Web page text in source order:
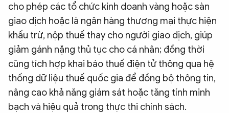
cho phép các tổ chức kinh doanh vàng hoặc sàn
giao dịch hoặc là ngân hàng thương mại thực hiện
khấu trừ, nộp thuế thay cho người giao dịch, giúp
giảm gánh nặng thủ tục cho cá nhân; đồng thời
cũng tích hợp khai báo thuế điện tử thông qua hệ
thống dữ liệu thuế quốc gia để đồng bộ thông tin,
nâng cao khả năng giám sát hoặc tăng tính minh
bạch và hiệu quả trong thực thi chính sách.